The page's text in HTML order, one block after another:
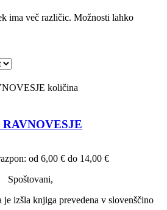
ima več različic. Možnosti lahko
količina
od 6,00 € do 14,00 €
Spoštovani,
je izšla knjiga prevedena v slovenščino